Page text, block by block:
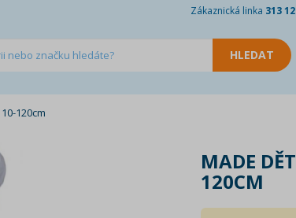
Zákaznická linka 313
120cm
MADE
120CM